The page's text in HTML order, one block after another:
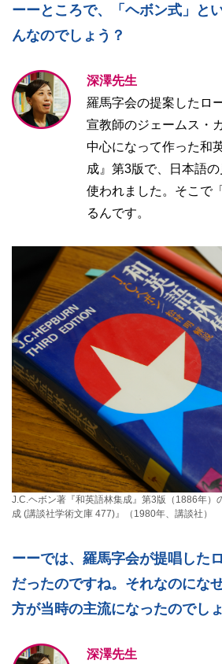
ーーところで、「ヘボン式」と
んなのでしょう？
深澤先生
羅馬字会の提案したロ
宣教師のジェームス・
中心になって作った和
成』第3版で、日本語
使われました。そこで
るんです。
J.C.ヘボン著『和英語林集成』第3版（1886年）
成 (講談社学術文庫 477)』（1980年、講談社）
ーーでは、羅馬字会が提唱した
だったのですね。それなのにな
方が当時の主流になったのでしょ
深澤先生